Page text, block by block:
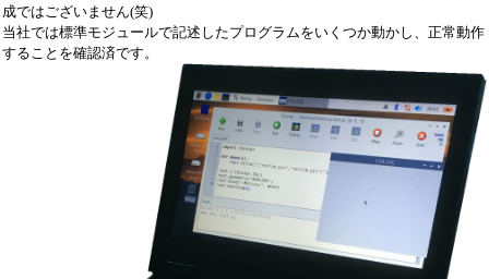
成ではございません(笑)
当社では標準モジュールで記述したプログラムをいくつか動かし、正常動作
することを確認済です。